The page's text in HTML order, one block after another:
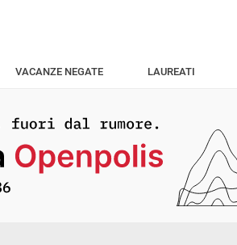
VACANZE NEGATE LAUREATI